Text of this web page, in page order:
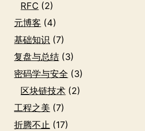
RFC (2)
元博客 (4)
基础知识 (7)
复盘与总结 (3)
密码学与安全 (3)
区块链技术 (2)
工程之美 (7)
折腾不止 (17)